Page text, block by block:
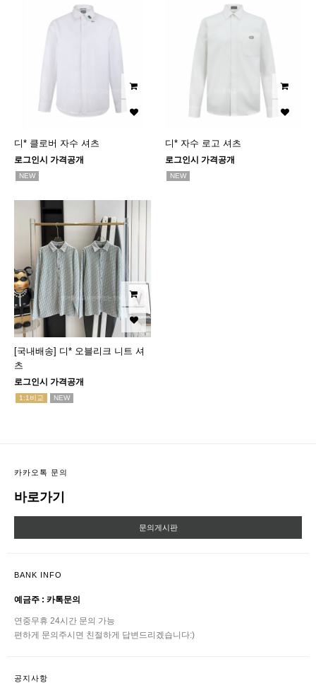
디* 클로버 자수 셔츠
로그인시 가격공개
NEW
디* 자수 로고 셔츠
로그인시 가격공개
NEW
[국내배송] 디* 오블리크 니트 셔
츠
로그인시 가격공개
1:1비교 NEW
카카오톡 문의
바로가기
문의게시판
BANK INFO
예금주 : 카톡문의
연중무휴 24시간 문의 가능
편하게 문의주시면 친절하게 답변드리겠습니다:)
공지사항